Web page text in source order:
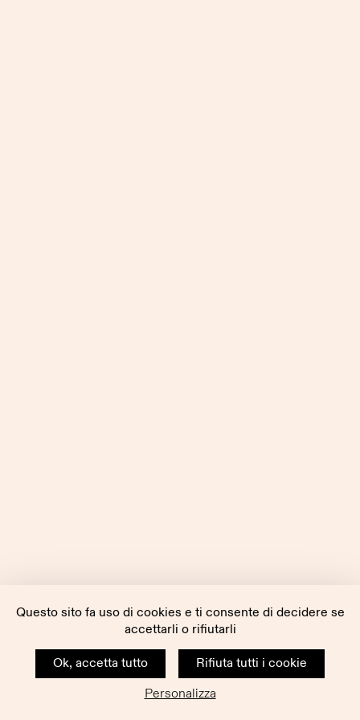
Questo sito fa uso di cookies e ti consente di decidere se
accettarli o rifiutarli
Ok, accetta tutto
Rifiuta tutti i cookie
Personalizza